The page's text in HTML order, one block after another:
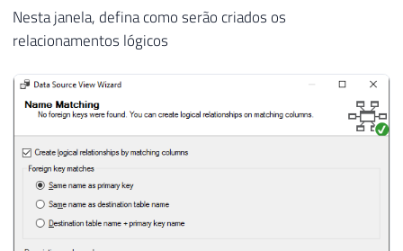
Nesta janela, defina como serão criados os
relacionamentos lógicos